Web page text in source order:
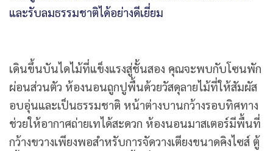
เดินขึ้นบันไดไม้ที่แข็งแรงสู่ชั้นสอง คุณจะพบกับโซนพัก
ผ่อนส่วนตัว ห้องนอนถูกปูพื้นด้วยวัสดุลายไม้ที่ให้สัมผัส
อบอุ่นและเป็นธรรมชาติ หน้าต่างบานกว้างรอบทิศทาง
ช่วยให้อากาศถ่ายเทได้สะดวก ห้องนอนมาสเตอร์มีพื้นที่
กว้างขวางเพียงพอสำหรับการจัดวางเตียงขนาดคิงไซส์ ตู้